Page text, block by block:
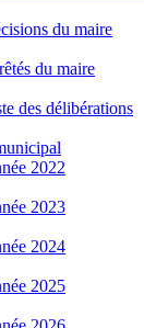
du maire
du maire
des délibérations
2022
2023
2024
2025